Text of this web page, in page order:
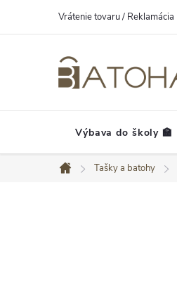
Vrátenie tovaru / Reklamácia
Výbava do školy 🏫
Domov
Tašky a batohy